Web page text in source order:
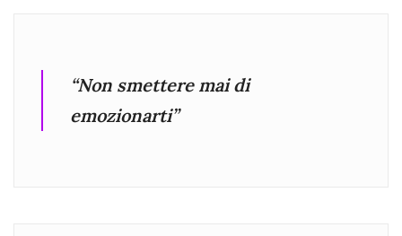
“Non smettere mai di
emozionarti”